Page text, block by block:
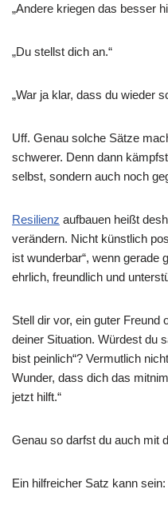
„Andere kriegen das besser
„Du stellst dich an.“
„War ja klar, dass du wieder
Uff. Genau solche Sätze
schwerer. Denn dann
selbst, sondern auch noch
Resilienz aufbauen heißt
verändern. Nicht künstlich
ist wunderbar“, wenn gerade
ehrlich, freundlich und
Stell dir vor, ein guter Freund
deiner Situation. Würdest du
bist peinlich“? Vermutlich
Wunder, dass dich das
jetzt hilft.“
Genau so darfst du auch mit
Ein hilfreicher Satz kann sein: